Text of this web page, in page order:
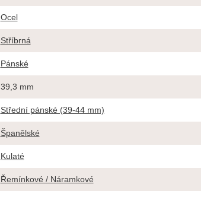
Ocel
Stříbrná
Pánské
39,3 mm
Střední pánské (39-44 mm)
Španělské
Kulaté
Řemínkové / Náramkové